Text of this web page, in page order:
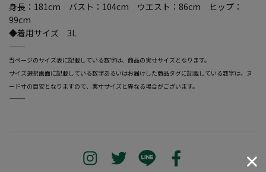
身長：181cm バスト：104cm ウエスト：86cm ヒップ：
99cm
◆着用サイズ 3L
―――――――――――――――――――――――
当ページのサイズ表に記載している数字は、商品の実寸サイズとなります。
サイズ選択画面に記載している数字あるいはお届けした商品タグに記載している数字は、ヌ
ード寸の目安となりますので、実寸サイズと異なる場合がございます。
―――――――――――――――――――――――